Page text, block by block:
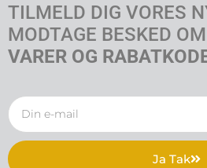
TILMELD DIG VORES
MODTAGE BESKED
VARER OG
Ja Tak